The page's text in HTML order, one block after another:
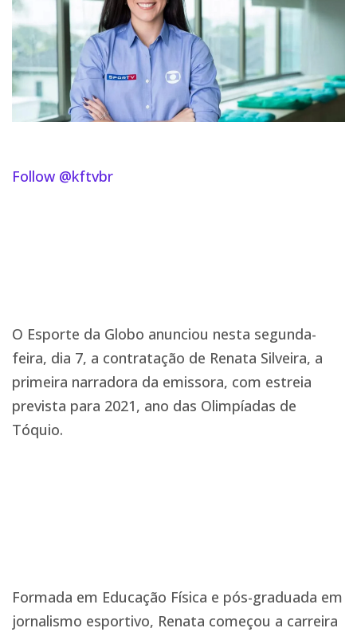
Follow @kftvbr
O Esporte da Globo anunciou nesta segunda-
feira, dia 7, a contratação de Renata Silveira, a
primeira narradora da emissora, com estreia
prevista para 2021, ano das Olimpíadas de
Tóquio.
Formada em Educação Física e pós-graduada em
jornalismo esportivo, Renata começou a carreira